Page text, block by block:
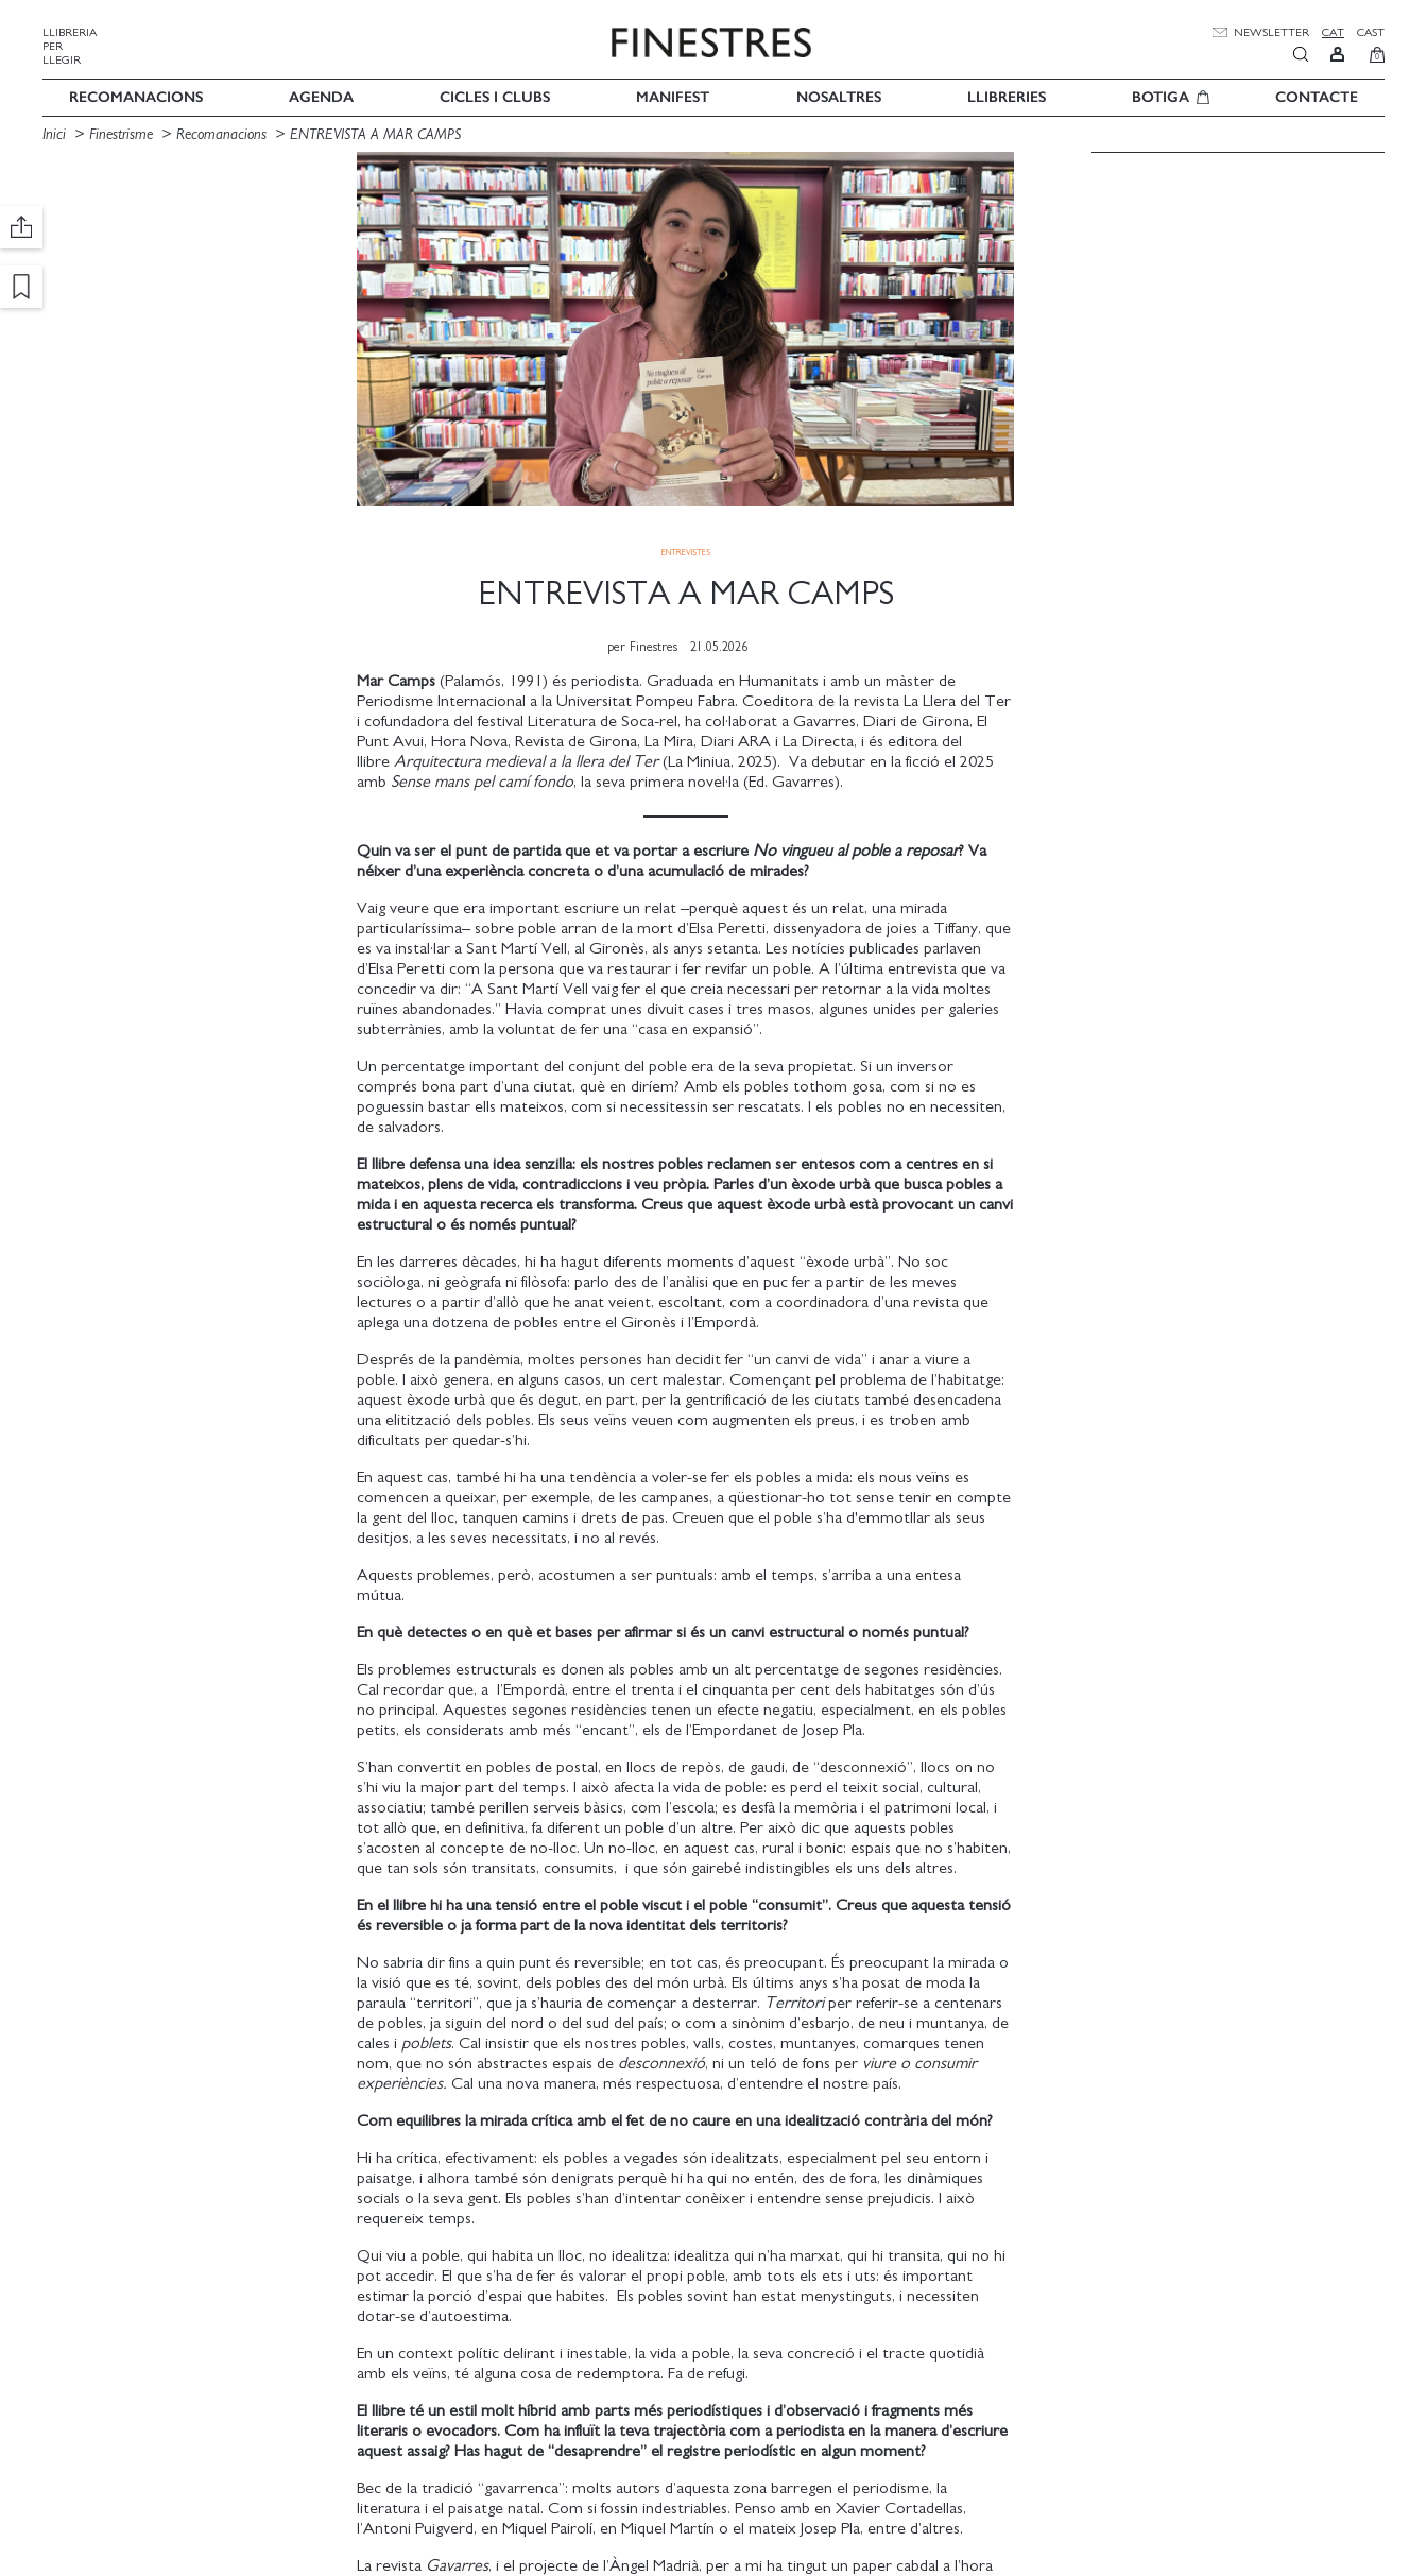
LLIBRERIA
PER
LLEGIR
NEWSLETTER CAT CAST
0
RECOMANACIONS AGENDA CICLES I CLUBS MANIFEST NOSALTRES LLIBRERIES BOTIGA CONTACTE
Inici Finestrisme Recomanacions ENTREVISTA A MAR CAMPS
ENTREVISTES
ENTREVISTA A MAR CAMPS
per Finestres 21.05.2026
Mar Camps(Palamós, 1991) és periodista. Graduada en Humanitats i amb un màster de
Periodisme Internacional a la Universitat Pompeu Fabra. Coeditora de la revista La Llera del Ter
i cofundadora del festival Literatura de Soca-rel, ha col·laborat a Gavarres, Diari de Girona, El
Punt Avui, Hora Nova, Revista de Girona, La Mira, Diari ARA i La Directa, i és editora del
llibre Arquitectura medieval a la llera del Ter(La Miniua, 2025). Va debutar en la ficció el 2025
amb Sense mans pel camí fondo, la seva primera novel·la (Ed. Gavarres).
Quin va ser el punt de partida que et va portar a escriure No vingueu al poble a reposar? Va
néixer d’una experiència concreta o d’una acumulació de mirades?
Vaig veure que era important escriure un relat –perquè aquest és un relat, una mirada
particularíssima– sobre poble arran de la mort d’Elsa Peretti, dissenyadora de joies a Tiffany, que
es va instal·lar a Sant Martí Vell, al Gironès, als anys setanta. Les notícies publicades parlaven
d’Elsa Peretti com la persona que va restaurar i fer revifar un poble. A l’última entrevista que va
concedir va dir: “A Sant Martí Vell vaig fer el que creia necessari per retornar a la vida moltes
ruïnes abandonades.” Havia comprat unes divuit cases i tres masos, algunes unides per galeries
subterrànies, amb la voluntat de fer una “casa en expansió”.
Un percentatge important del conjunt del poble era de la seva propietat. Si un inversor
comprés bona part d’una ciutat, què en diríem? Amb els pobles tothom gosa, com si no es
poguessin bastar ells mateixos, com si necessitessin ser rescatats. I els pobles no en necessiten,
de salvadors.
El llibre defensa una idea senzilla: els nostres pobles reclamen ser entesos com a centres en si
mateixos, plens de vida, contradiccions i veu pròpia. Parles d’un èxode urbà que busca pobles a
mida i en aquesta recerca els transforma. Creus que aquest èxode urbà està provocant un canvi
estructural o és només puntual?
En les darreres dècades, hi ha hagut diferents moments d’aquest “èxode urbà”. No soc
sociòloga, ni geògrafa ni filòsofa: parlo des de l’anàlisi que en puc fer a partir de les meves
lectures o a partir d’allò que he anat veient, escoltant, com a coordinadora d’una revista que
aplega una dotzena de pobles entre el Gironès i l’Empordà.
Després de la pandèmia, moltes persones han decidit fer “un canvi de vida” i anar a viure a
poble. I això genera, en alguns casos, un cert malestar. Començant pel problema de l’habitatge:
aquest èxode urbà que és degut, en part, per la gentrificació de les ciutats també desencadena
una elitització dels pobles. Els seus veïns veuen com augmenten els preus, i es troben amb
dificultats per quedar-s’hi.
En aquest cas, també hi ha una tendència a voler-se fer els pobles a mida: els nous veïns es
comencen a queixar, per exemple, de les campanes, a qüestionar-ho tot sense tenir en compte
la gent del lloc, tanquen camins i drets de pas. Creuen que el poble s’ha d'emmotllar als seus
desitjos, a les seves necessitats, i no al revés.
Aquests problemes, però, acostumen a ser puntuals: amb el temps, s’arriba a una entesa
mútua.
En què detectes o en què et bases per afirmar si és un canvi estructural o només puntual?
Els problemes estructurals es donen als pobles amb un alt percentatge de segones residències.
Cal recordar que, a l’Empordà, entre el trenta i el cinquanta per cent dels habitatges són d’ús
no principal. Aquestes segones residències tenen un efecte negatiu, especialment, en els pobles
petits, els considerats amb més “encant”, els de l’Empordanet de Josep Pla.
S’han convertit en pobles de postal, en llocs de repòs, de gaudi, de “desconnexió”, llocs on no
s’hi viu la major part del temps. I això afecta la vida de poble: es perd el teixit social, cultural,
associatiu; també perillen serveis bàsics, com l’escola; es desfà la memòria i el patrimoni local, i
tot allò que, en definitiva, fa diferent un poble d’un altre. Per això dic que aquests pobles
s’acosten al concepte de no-lloc. Un no-lloc, en aquest cas, rural i bonic: espais que no s’habiten,
que tan sols són transitats, consumits, i que són gairebé indistingibles els uns dels altres.
En el llibre hi ha una tensió entre el poble viscut i el poble “consumit”. Creus que aquesta tensió
és reversible o ja forma part de la nova identitat dels territoris?
No sabria dir fins a quin punt és reversible; en tot cas, és preocupant. És preocupant la mirada o
la visió que es té, sovint, dels pobles des del món urbà. Els últims anys s’ha posat de moda la
paraula “territori”, que ja s’hauria de començar a desterrar. Territoriper referir-se a centenars
de pobles, ja siguin del nord o del sud del país; o com a sinònim d’esbarjo, de neu i muntanya, de
cales ipoblets. Cal insistir que els nostres pobles, valls, costes, muntanyes, comarques tenen
nom, que no són abstractes espais de desconnexió, ni un teló de fons perviure o consumir
experiències. Cal una nova manera, més respectuosa, d’entendre el nostre país.
Com equilibres la mirada crítica amb el fet de no caure en una idealització contrària del món?
Hi ha crítica, efectivament: els pobles a vegades són idealitzats, especialment pel seu entorn i
paisatge, i alhora també són denigrats perquè hi ha qui no entén, des de fora, les dinàmiques
socials o la seva gent. Els pobles s’han d’intentar conèixer i entendre sense prejudicis. I això
requereix temps.
Qui viu a poble, qui habita un lloc, no idealitza: idealitza qui n’ha marxat, qui hi transita, qui no hi
pot accedir. El que s’ha de fer és valorar el propi poble, amb tots els ets i uts: és important
estimar la porció d’espai que habites. Els pobles sovint han estat menystinguts, i necessiten
dotar-se d’autoestima.
En un context polític delirant i inestable, la vida a poble, la seva concreció i el tracte quotidià
amb els veïns, té alguna cosa de redemptora. Fa de refugi.
El llibre té un estil molt híbrid amb parts més periodístiques i d’observació i fragments més
literaris o evocadors. Com ha influït la teva trajectòria com a periodista en la manera d’escriure
aquest assaig? Has hagut de “desaprendre” el registre periodístic en algun moment?
Bec de la tradició “gavarrenca”: molts autors d’aquesta zona barregen el periodisme, la
literatura i el paisatge natal. Com si fossin indestriables. Penso amb en Xavier Cortadellas,
l’Antoni Puigverd, en Miquel Pairolí, en Miquel Martín o el mateix Josep Pla, entre d’altres.
La revista Gavarres, i el projecte de l’Àngel Madrià, per a mi ha tingut un paper cabdal a l’hora